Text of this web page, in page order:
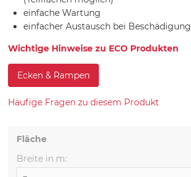
einfache Wartung
einfacher Austausch bei Beschädigung
Wichtige Hinweise zu ECO Produkten
Ecken & Rampen
Häufige Fragen zu diesem Produkt
Fläche
Breite in m: